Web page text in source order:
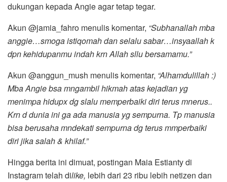
dukungan kepada Angie agar tetap tegar.
Akun @jamia_fahro menulis komentar, “Subhanallah mba
anggie…smoga istiqomah dan selalu sabar…insyaallah k
dpn kehidupanmu indah krn Allah sllu bersamamu.”
Akun @anggun_mush menulis komentar, “Alhamdulillah :)
Mba Angie bsa mngambil hikmah atas kejadian yg
menimpa hidupx dg slalu memperbaiki diri terus mnerus..
Krn d dunia ini ga ada manusia yg sempurna. Tp manusia
bisa berusaha mndekati sempurna dg terus mmperbaiki
diri jika salah & khilaf.”
Hingga berita ini dimuat, postingan Maia Estianty di
Instagram telah dilike, lebih dari 23 ribu lebih netizen dan